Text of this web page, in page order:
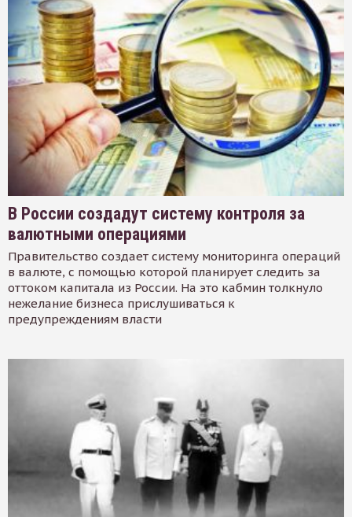
В России создадут систему контроля за
валютными операциями
Правительство создает систему мониторинга операций
в валюте, с помощью которой планирует следить за
оттоком капитала из России. На это кабмин толкнуло
нежелание бизнеса прислушиваться к
предупреждениям власти